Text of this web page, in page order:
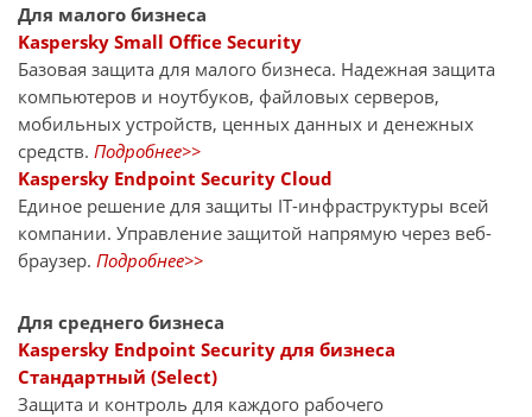
Для малого бизнеса
Kaspersky Small Office Security
Базовая защита для малого бизнеса. Надежная защита
компьютеров и ноутбуков, файловых серверов,
мобильных устройств, ценных данных и денежных
средств. Подробнее>>
Kaspersky Endpoint Security Cloud
Единое решение для защиты IT-инфраструктуры всей
компании. Управление защитой напрямую через веб-
браузер. Подробнее>>
Для среднего бизнеса
Kaspersky Endpoint Security для бизнеса
Стандартный (Select)
Защита и контроль для каждого рабочего